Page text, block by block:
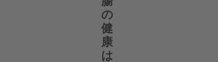
の
健
康
は